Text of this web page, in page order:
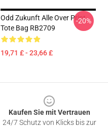
Odd Zukunft Alle Over Print
Tote Bag RB2709
19,71 £ - 23,66 £
-20%
Kaufen Sie mit Vertrauen
24/7 Schutz von Klicks bis zur